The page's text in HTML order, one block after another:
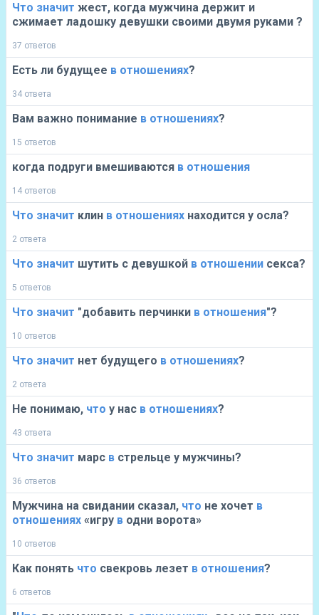
Что значит жест, когда мужчина держит и
сжимает ладошку девушки своими двумя руками ?
37 ответов
Есть ли будущее в отношениях?
34 ответа
Вам важно понимание в отношениях?
15 ответов
когда подруги вмешиваются в отношения
14 ответов
Что значит клин в отношениях находится у осла?
2 ответа
Что значит шутить с девушкой в отношении секса?
5 ответов
Что значит "добавить перчинки в отношения"?
10 ответов
Что значит нет будущего в отношениях?
2 ответа
Не понимаю, что у нас в отношениях?
43 ответа
Что значит марс в стрельце у мужчины?
36 ответов
Мужчина на свидании сказал, что не хочет в
отношениях «игру в одни ворота»
10 ответов
Как понять что свекровь лезет в отношения?
6 ответов